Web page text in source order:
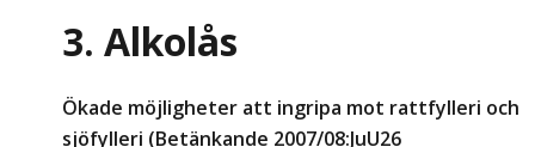
3. Alkolås
Ökade möjligheter att ingripa mot rattfylleri och
sjöfylleri (Betänkande 2007/08:JuU26